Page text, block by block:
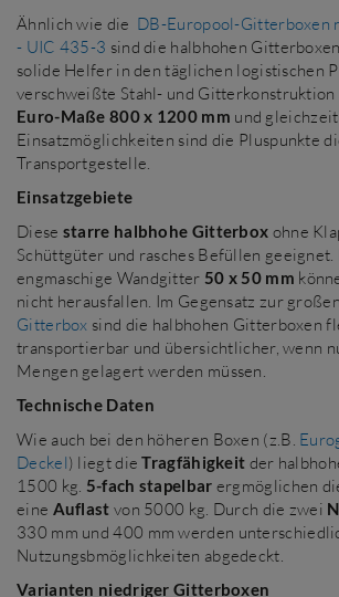
Ähnlich wie die DB-Europool-Gitterboxen
- UIC 435-3 sind die halbhohen
solide Helfer in den täglichen logistischen
verschweißte Stahl- und Gitterkonstruktion
Euro-Maße 800 x 1200 mm und
Einsatzmöglichkeiten sind die Pluspunkte
Transportgestelle.
Einsatzgebiete
Diese starre halbhohe Gitterbox ohne
Schüttgüter und rasches Befüllen geeignet.
engmaschige Wandgitter 50 x 50 mm
nicht herausfallen. Im Gegensatz zur großen
Gitterbox sind die halbhohen Gitterboxen
transportierbar und übersichtlicher, wenn
Mengen gelagert werden müssen.
Technische Daten
Wie auch bei den höheren Boxen (z.B.
Deckel) liegt dieTragfähigkeit der
1500 kg. 5-fach stapelbar ergmöglichen
eine Auflast von 5000 kg. Durch die zwei
330 mm und 400 mm werden
Nutzungsbmöglichkeiten abgedeckt.
Varianten niedriger Gitterboxen